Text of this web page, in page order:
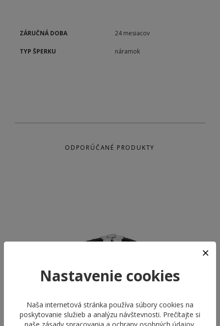
ZÁRUČNÁ DOBA 24 mesiacov
TYP ŠPERKU náramok
ODPORÚČANÉ PRODUKTY
Nastavenie cookies
Naša internetová stránka používa súbory cookies na
poskytovanie služieb a analýzu návštevnosti. Prečítajte si
naše zásady spracovania a ochrany osobných údajov.